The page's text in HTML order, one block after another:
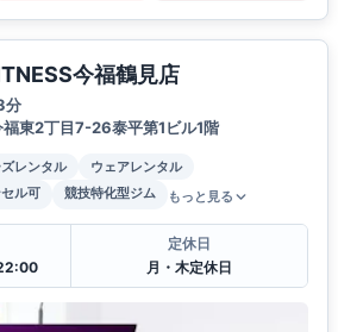
今福鶴見店
分
東2丁目7-26泰平第1ビル1階
レンタル
ウェアレンタル
ル可 競技特化型ジム もっと見る
定休日
月・木定休日